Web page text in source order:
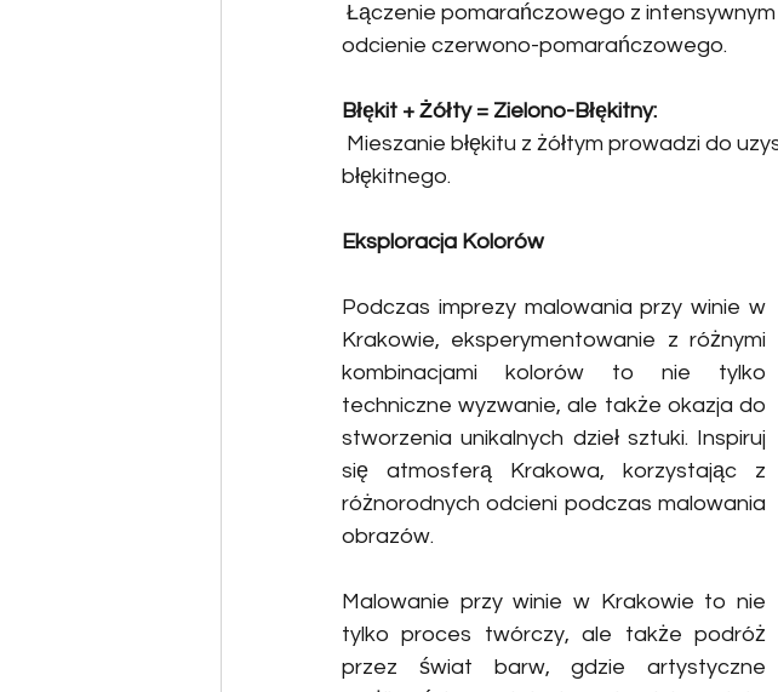
Łączenie pomarańczowego z
odcienie czerwono-pomarańczowego.
Błękit + Żółty = Zielono-Błękitny:
Mieszanie błękitu z żółtym prowadzi do
błękitnego.
Eksploracja Kolorów
Podczas imprezy malowania przy winie w
Krakowie, eksperymentowanie z różnymi
kombinacjami kolorów to nie tylko
techniczne wyzwanie, ale także okazja do
stworzenia unikalnych dzieł sztuki. Inspiruj
się atmosferą Krakowa, korzystając z
różnorodnych odcieni podczas malowania
obrazów.
Malowanie przy winie w Krakowie to nie
tylko proces twórczy, ale także podróż
przez świat barw, gdzie artystyczne